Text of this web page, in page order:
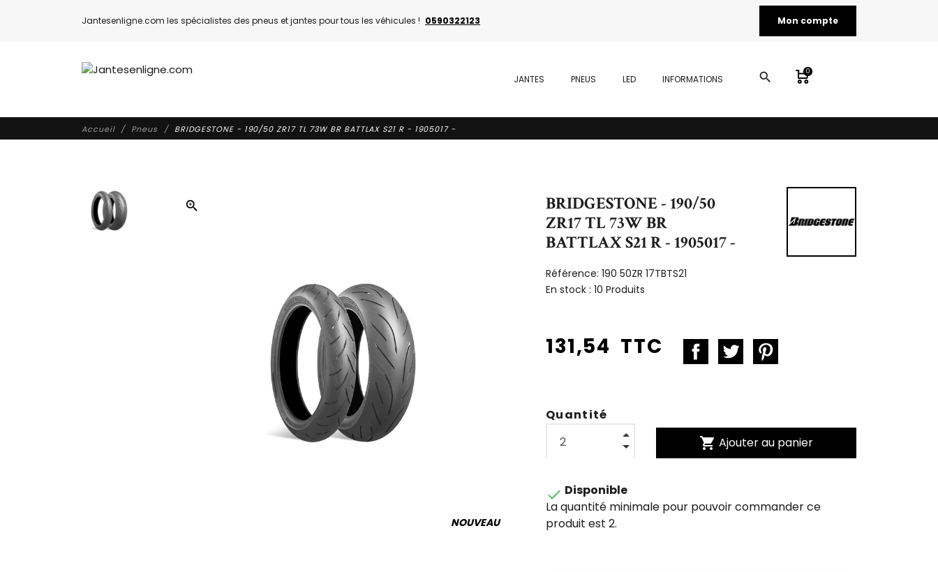
Jantesenligne.com les spécialistes des pneus et jantes pour tous les véhicules ! 0590322123 Mon compte
JANTES PNEUS LED INFORMATIONS search 0
Accueil Pneus BRIDGESTONE - 190/50 ZR17 TL 73W BR BATTLAX S21 R - 1905017 -
zoom_in
NOUVEAU
BRIDGESTONE - 190/50
ZR17 TL 73W BR
BATTLAX S21 R - 1905017 -
Référence: 190 50ZR 17TBTS21
En stock : 10 Produits
131,54 TTC
Quantité
shopping_cart Ajouter au panier
 Disponible
La quantité minimale pour pouvoir commander ce
produit est 2.